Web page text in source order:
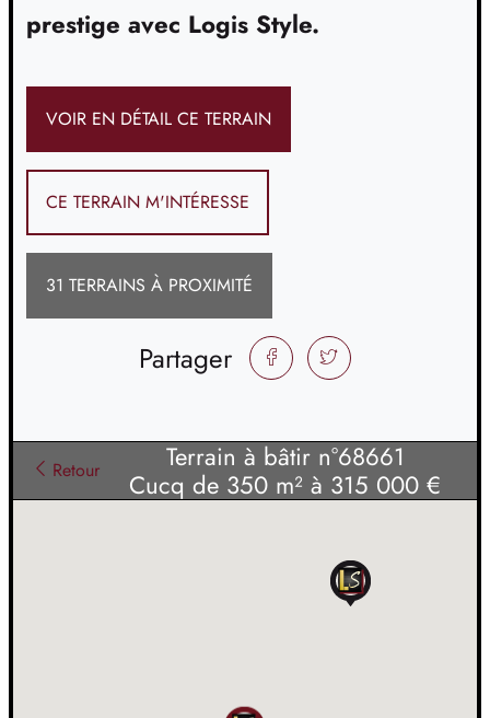
prestige avec Logis Style.
VOIR EN DÉTAIL CE TERRAIN
CE TERRAIN M'INTÉRESSE
31 TERRAINS À PROXIMITÉ
Partager FACEBOOKTWITTER
Retour
Terrain à bâtir n°68661
Cucq de 350 m² à 315 000 €